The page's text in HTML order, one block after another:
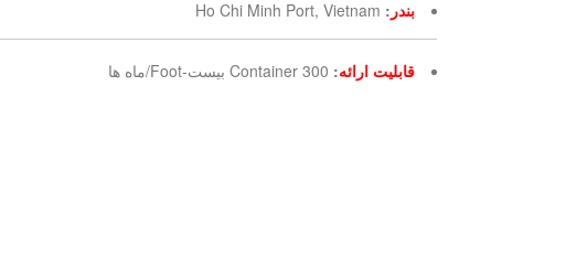
بندر :
Ho Chi Minh Port, Vietnam
قابلیت ارائه: 300 Container بیست-Foot/ماه ها